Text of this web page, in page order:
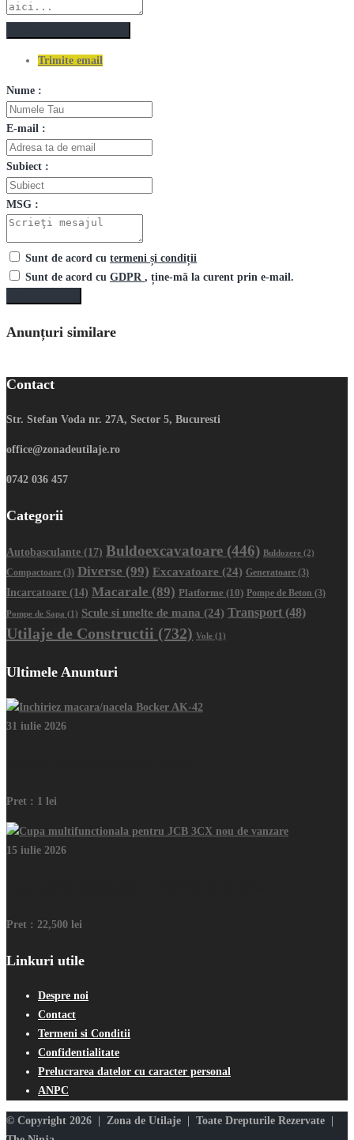
Trimite email
Nume :
E-mail :
Subiect :
MSG :
Sunt de acord cu termeni și condiții
Sunt de acord cu GDPR , ține-mă la curent prin e-mail.
Anunțuri similare
Contact
Str. Stefan Voda nr. 27A, Sector 5, Bucuresti
office@zonadeutilaje.ro
0742 036 457
Categorii
Autobasculante (17) Buldoexcavatoare (446) Buldozere (2)
Compactoare (3) Diverse (99) Excavatoare (24) Generatoare (3)
Incarcatoare (14) Macarale (89) Platforme (10) Pompe de Beton (3)
Pompe de Sapa (1) Scule si unelte de mana (24) Transport (48)
Utilaje de Constructii (732) Vole (1)
Ultimele Anunturi
31 iulie 2026
Pret : 1 lei
15 iulie 2026
Pret : 22,500 lei
Linkuri utile
Despre noi
Contact
Termeni si Conditii
Confidentialitate
Prelucrarea datelor cu caracter personal
ANPC
© Copyright 2026 | Zona de Utilaje | Toate Drepturile Rezervate |